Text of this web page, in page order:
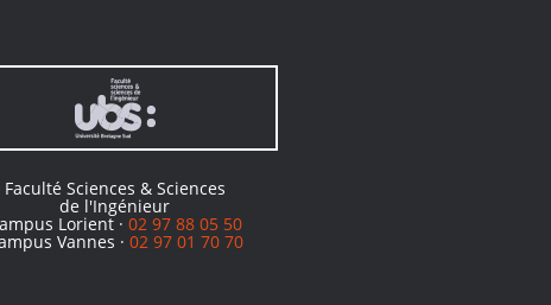
Faculté Sciences & Sciences
de l'Ingénieur
Lorient · 02 97 88 05 50
Vannes · 02 97 01 70 70